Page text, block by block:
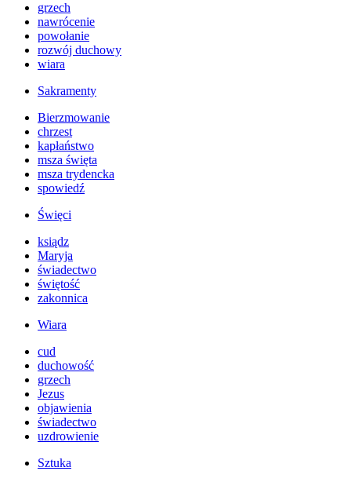
grzech
nawrócenie
powołanie
rozwój duchowy
wiara
Sakramenty
Bierzmowanie
chrzest
kapłaństwo
msza święta
msza trydencka
spowiedź
Święci
ksiądz
Maryja
świadectwo
świętość
zakonnica
Wiara
cud
duchowość
grzech
Jezus
objawienia
świadectwo
uzdrowienie
Sztuka